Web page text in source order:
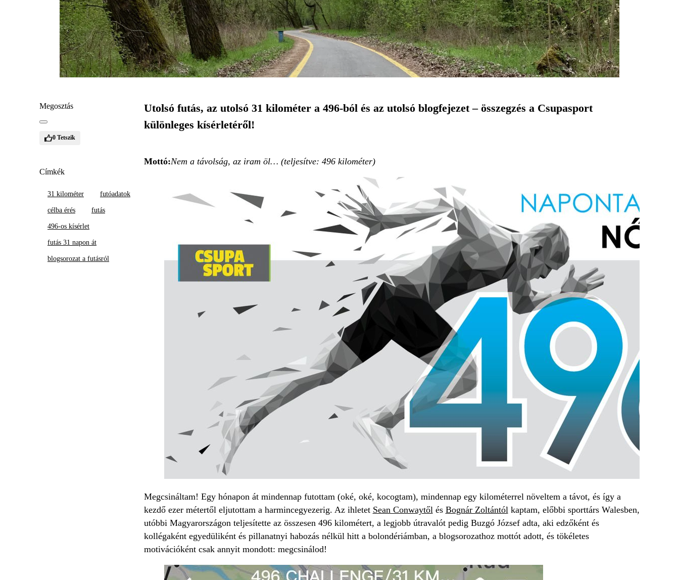
Megosztás
0 Tetszik
Címkék
31 kilométer futóadatok
célba érés futás
496-os kísérlet
futás 31 napon át
blogsorozat a futásról
Utolsó futás, az utolsó 31 kilométer a 496-ból és az utolsó blogfejezet – összegzés a Csupasport
különleges kísérletéről!
Mottó:Nem a távolság, az iram öl… (teljesítve: 496 kilométer)
Megcsináltam! Egy hónapon át mindennap futottam (oké, oké, kocogtam), mindennap egy kilométerrel növeltem a távot, és így a
kezdő ezer métertől eljutottam a harmincegyezerig. Az ihletet Sean Conwaytől és Bognár Zoltántól kaptam, előbbi sporttárs Walesben,
utóbbi Magyarországon teljesítette az összesen 496 kilométert, a legjobb útravalót pedig Buzgó József adta, aki edzőként és
kollégaként egyedüliként és pillanatnyi habozás nélkül hitt a bolondériámban, a blogsorozathoz mottót adott, és tökéletes
motivációként csak annyit mondott: megcsinálod!